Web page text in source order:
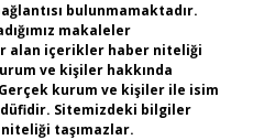
bulunmamaktadır.
makaleler
alan içerikler haber niteliği
ve kişiler hakkında
kurum ve kişiler ile isim
Sitemizdeki bilgiler
taşımazlar.